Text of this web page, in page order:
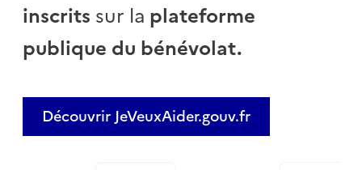
inscrits sur la plateforme
publique du bénévolat.
Découvrir JeVeuxAider.gouv.fr